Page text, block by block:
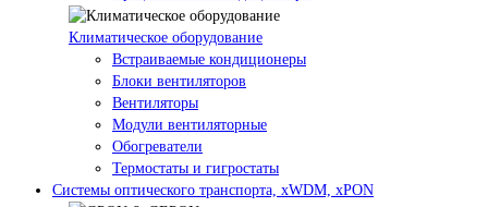
Климатичeское оборудование
Встраиваемые кондиционеры
Блоки вентиляторов
Вентиляторы
Модули вентиляторные
Обогреватели
Термостаты и гигростаты
Системы оптического транспорта, xWDM, xPON